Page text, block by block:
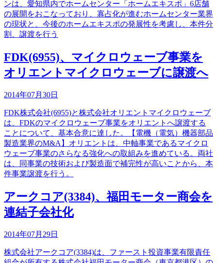
ンは、愛知県内でホームセンター「ホームエキスポ」6店舗
の展開をおこなっており、寡占化が進むホームセンター業界
の現状と、今後のホームエキスポの発展性を考慮し、本件分
割、譲渡を行う
FDK(6955)、マイクロウェーブ事業を
オリエントマイクロウェーブに譲渡へ
2014年07月30日
FDK株式会社(6955)と株式会社オリエントマイクロウェーブ
は、FDKのマイクロウェーブ事業をオリエントへ譲渡する
ことについて、基本合意に達した。【電機（電気）機器部品
製造業界のM&A】オリエントは、中軸事業であるマイクロ
ウェーブ事業のさらなる強化への取組みを進めている。両社
は、同事業の技術および製造面で補完性が高いことから、本
件事業譲渡を行う。
アークコア(3384)、福田モーター商会を
連結子会社化
2014年07月29日
株式会社アークコア(3384)は、ファースト投資事業有限責任